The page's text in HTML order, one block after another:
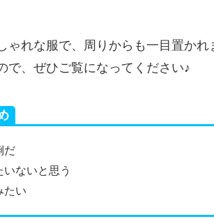
れな服で、周りからも一目置かれ
で、ぜひご覧になってください♪
だ
ないと思う
たい